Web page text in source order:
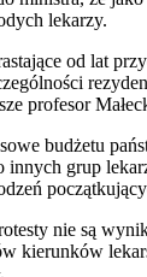
lekarzy.
od lat
profesor
budżetu
innych grup
nie są
kierunków